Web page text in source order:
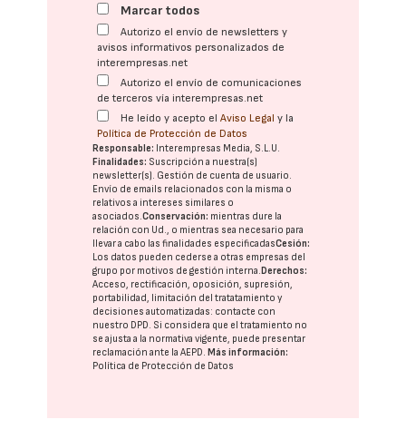
Marcar todos
Autorizo el envío de newsletters y
avisos informativos personalizados de
interempresas.net
Autorizo el envío de comunicaciones
de terceros vía interempresas.net
He leído y acepto elAviso Legal y la
Política de Protección de Datos
Responsable: Interempresas Media, S.L.U.
Finalidades: Suscripción a nuestra(s)
newsletter(s). Gestión de cuenta de usuario.
Envío de emails relacionados con la misma o
relativos a intereses similares o
asociados.Conservación: mientras dure la
relación con Ud., o mientras sea necesario para
llevar a cabo las finalidades especificadasCesión:
Los datos pueden cederse a otras empresas del
grupo por motivos de gestión interna. Derechos:
Acceso, rectificación, oposición, supresión,
portabilidad, limitación del tratatamiento y
decisiones automatizadas: contacte con
nuestro DPD. Si considera que el tratamiento no
se ajusta a la normativa vigente, puede presentar
reclamación ante laAEPD. Más información:
Política de Protección de Datos